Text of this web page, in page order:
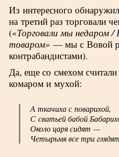
Из интересного
на третий раз торговали
(«Торговали мы недаром /
товаром» — мы с Вовой
контрабандистами).
Да, еще со смехом
комаром и мухой:
А ткачиха с поварихой,
С сватьей бабой
Около царя сидят —
Четырьмя все три